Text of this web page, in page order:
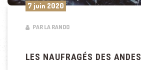
7 juin 2020
PAR LA RANDO
LES NAUFRAGÉS DES ANDES